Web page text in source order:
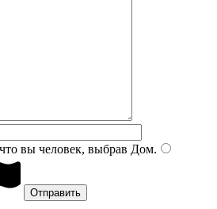
вы человек, выбрав Дом.